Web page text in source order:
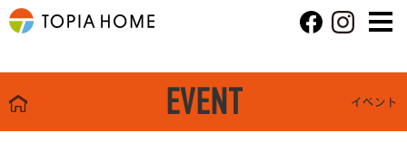
EVENT イベント